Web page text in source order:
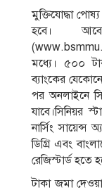
মুক্তিযোদ্ধা
হবে।
মধ্যে। ৫০০
ব্যাংকের
পর অনলাইনে
যাবে।সিনিয়র
নার্সিং সায়েন্স
ডিগ্রি এবং
রেজিস্টার্ড হতে
টাকা জমা